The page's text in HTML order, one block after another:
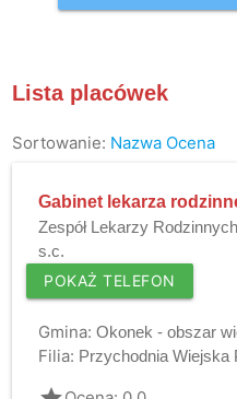
Lista placówek
Sortowanie: Nazwa Ocena
Gabinet lekarza
Zespół Lekarzy
s.c.
POKAŻ TELEFON
Gmina: Okonek - obszar
Filia: Przychodnia Wiejska